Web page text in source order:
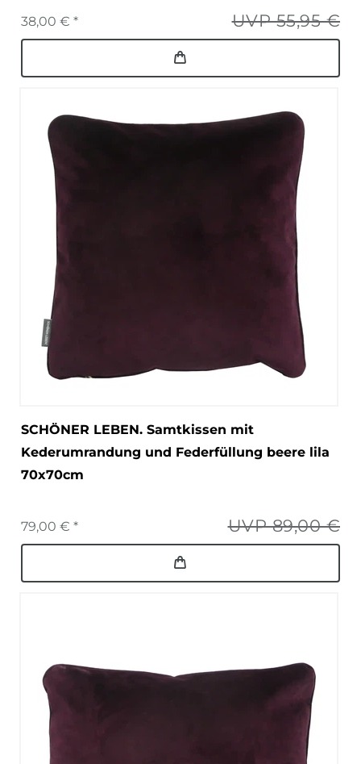
UVP 55,95 €
38,00 € *
SCHÖNER LEBEN. Samtkissen mit
Kederumrandung und Federfüllung beere lila
70x70cm
UVP 89,00 €
79,00 € *